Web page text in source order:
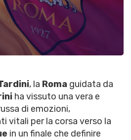
, la Roma guidata da
ha vissuto una vera e
di emozioni,
vitali per la corsa verso la
in un finale che definire